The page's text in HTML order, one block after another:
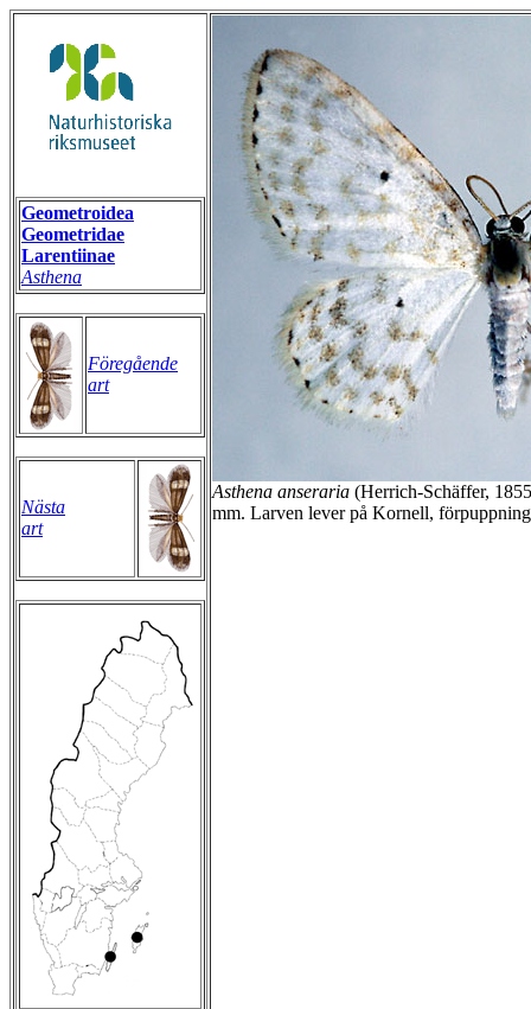
Geometroidea
Geometridae
Larentiinae
Asthena
Föregående
art
Nästa
art
Asthena anseraria (Herrich-Schäffer,
mm. Larven lever på Kornell,